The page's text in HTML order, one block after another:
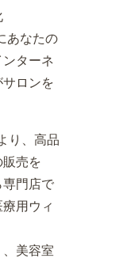
あなたの
ターネ
ロンを
り、高品
売を
専門店で
用ウィ
美容室